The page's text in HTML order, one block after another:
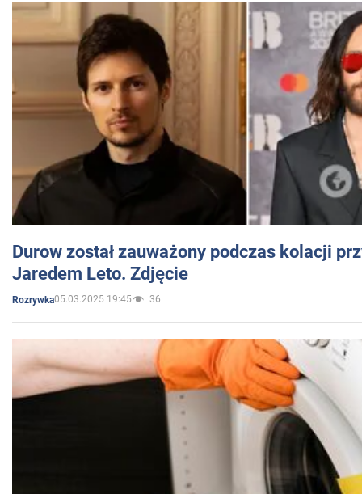
Durow został zauważony podczas kolacji
Jaredem Leto. Zdjęcie
Rozrywka05.03.2025 19:45 36